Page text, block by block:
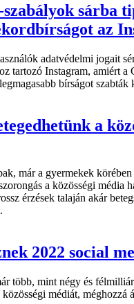
sárba
az
adatvédelmi jogait
tartozó Instagram, amiért a
bírságot szabták
a
már a gyermekek
a közösségi média
érzések talaján akár
2022 social
több, mint négy és
közösségi médiát, méghozzá